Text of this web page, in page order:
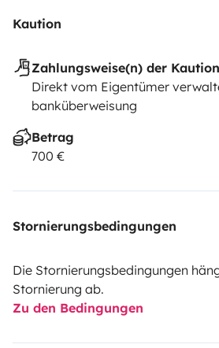
Kaution
Zahlungsweise(n) der Kaution
Direkt vom Eigentümer
banküberweisung
Betrag
700 €
Stornierungsbedingungen
Die Stornierungsbedingungen
Stornierung ab.
Zu den Bedingungen